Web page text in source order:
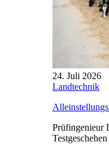
24. Juli 2026
Landtechnik
Prüfingenieur